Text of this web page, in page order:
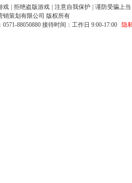
戏 拒绝盗版游戏 注意自我保护 谨防受骗上当
销策划有限公司 版权所有
0571-88050880 接待时间：工作日 9:00-17:00
隐